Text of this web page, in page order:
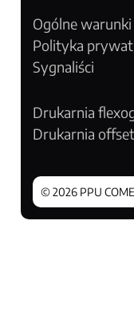
Ogólne
Polityka
Sygnaliści
Drukarnia
Drukarnia
© 2026 PPU